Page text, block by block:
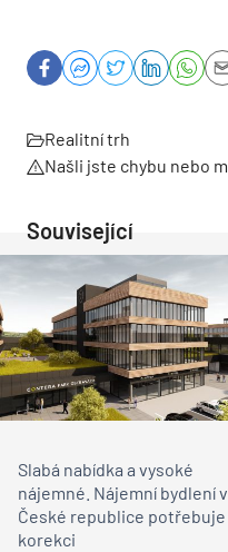
Realitní trh
Našli jste chybu nebo
Související
Slabá nabídka a vysoké
nájemné. Nájemní bydlení v
České republice potřebuje
korekci